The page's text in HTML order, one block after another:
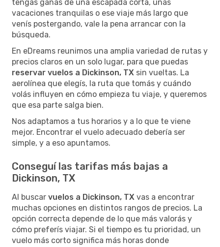
tengas ganas de una escapada corta, unas
vacaciones tranquilas o ese viaje más largo que
venís postergando, vale la pena arrancar con la
búsqueda.
En eDreams reunimos una amplia variedad de rutas y
precios claros en un solo lugar, para que puedas
reservar vuelos a Dickinson, TX sin vueltas. La
aerolínea que elegís, la ruta que tomás y cuándo
volás influyen en cómo empieza tu viaje, y queremos
que esa parte salga bien.
Nos adaptamos a tus horarios y a lo que te viene
mejor. Encontrar el vuelo adecuado debería ser
simple, y a eso apuntamos.
Conseguí las tarifas más bajas a
Dickinson, TX
Al buscar vuelos a Dickinson, TX vas a encontrar
muchas opciones en distintos rangos de precios. La
opción correcta depende de lo que más valorás y
cómo preferís viajar. Si el tiempo es tu prioridad, un
vuelo más corto significa más horas donde